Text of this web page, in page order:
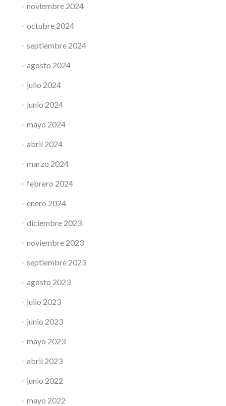
noviembre 2024
octubre 2024
septiembre 2024
agosto 2024
julio 2024
junio 2024
mayo 2024
abril 2024
marzo 2024
febrero 2024
enero 2024
diciembre 2023
noviembre 2023
septiembre 2023
agosto 2023
julio 2023
junio 2023
mayo 2023
abril 2023
junio 2022
mayo 2022